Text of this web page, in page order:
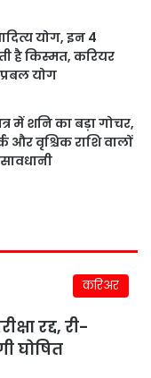
योग, इन 4
है किस्मत, करियर
योग
में शनि का बड़ा गोचर,
वृश्चिक राशि वालों
करिअर
रद्द, री-
घोषित